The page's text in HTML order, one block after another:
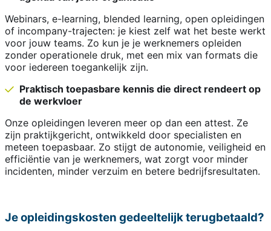
Webinars, e-learning, blended learning, open opleidingen
of incompany-trajecten: je kiest zelf wat het beste werkt
voor jouw teams. Zo kun je je werknemers opleiden
zonder operationele druk, met een mix van formats die
voor iedereen toegankelijk zijn.
Praktisch toepasbare kennis die direct rendeert op
de werkvloer
Onze opleidingen leveren meer op dan een attest. Ze
zijn praktijkgericht, ontwikkeld door specialisten en
meteen toepasbaar. Zo stijgt de autonomie, veiligheid en
efficiëntie van je werknemers, wat zorgt voor minder
incidenten, minder verzuim en betere bedrijfsresultaten.
Je opleidingskosten gedeeltelijk terugbetaald?